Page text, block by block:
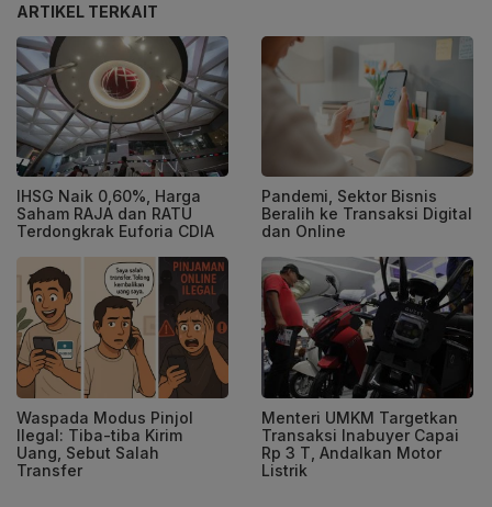
ARTIKEL TERKAIT
IHSG Naik 0,60%, Harga
Saham RAJA dan RATU
Terdongkrak Euforia CDIA
Pandemi, Sektor Bisnis
Beralih ke Transaksi Digital
dan Online
Waspada Modus Pinjol
Ilegal: Tiba-tiba Kirim
Uang, Sebut Salah
Transfer
Menteri UMKM Targetkan
Transaksi Inabuyer Capai
Rp 3 T, Andalkan Motor
Listrik